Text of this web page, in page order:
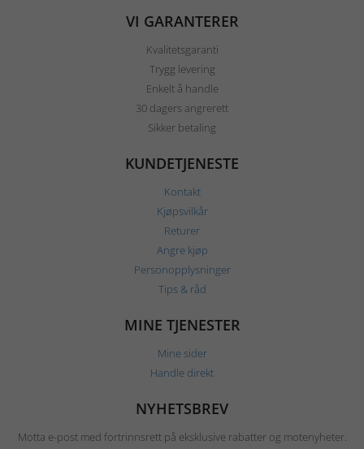
VI GARANTERER
Kvalitetsgaranti
Trygg levering
Enkelt å handle
30 dagers angrerett
Sikker betaling
KUNDETJENESTE
Kontakt
Kjøpsvilkår
Returer
Angre kjøp
Personopplysninger
Tips & råd
MINE TJENESTER
Mine sider
Handle direkt
NYHETSBREV
Motta e-post med fortrinnsrett på eksklusive rabatter og motenyheter.